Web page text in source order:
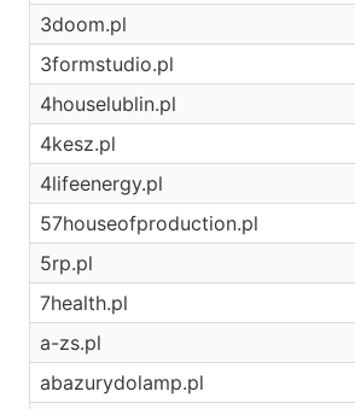
3doom.pl
3formstudio.pl
4houselublin.pl
4kesz.pl
4lifeenergy.pl
57houseofproduction.pl
5rp.pl
7health.pl
a-zs.pl
abazurydolamp.pl